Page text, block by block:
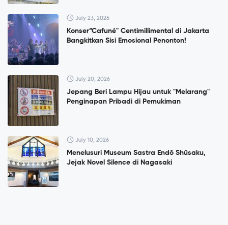
July 23, 2026
Konser”Cafuné" Centimillimental di Jakarta
Bangkitkan Sisi Emosional Penonton!
July 20, 2026
Jepang Beri Lampu Hijau untuk "Melarang"
Penginapan Pribadi di Pemukiman
July 10, 2026
Menelusuri Museum Sastra Endō Shūsaku,
Jejak Novel Silence di Nagasaki